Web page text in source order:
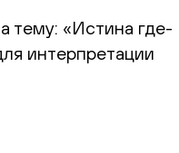
тему: «Истина где-
интерпретации